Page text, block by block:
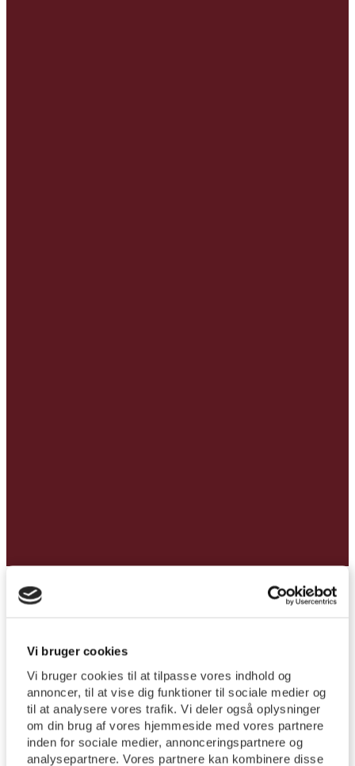
Vi bruger cookies
Vi bruger cookies til at tilpasse vores indhold og
annoncer, til at vise dig funktioner til sociale medier og
til at analysere vores trafik. Vi deler også oplysninger
om din brug af vores hjemmeside med vores partnere
inden for sociale medier, annonceringspartnere og
analysepartnere. Vores partnere kan kombinere disse
Gudstjeneste –
Allehelgensdag
Gudstjeneste – Allehelgensdag http://tyrsted-uth.dk/wp-
content/themes/movedo/images/empty/thumbnail.jpg 150